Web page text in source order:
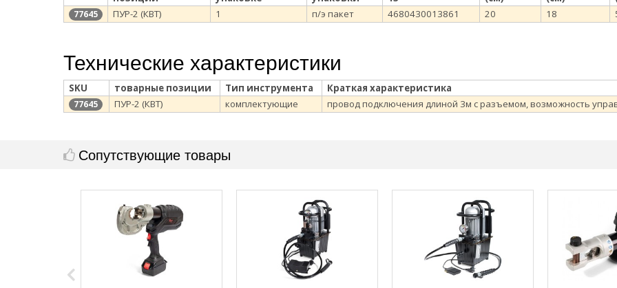
77645 ПУР-2 (КВТ) 1 п/э пакет 4680430013861 20 18
Технические характеристики
SKU товарные позиции Тип инструмента Краткая характеристика
77645 ПУР-2 (КВТ) комплектующие провод подключения длиной 3м с разъемом, возможность
Сопутствующие товары